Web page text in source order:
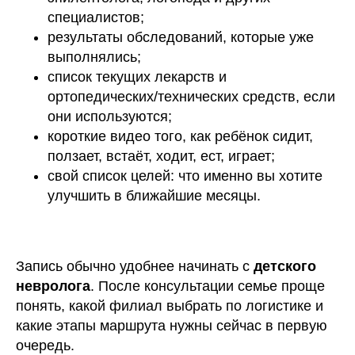
специалистов;
результаты обследований, которые уже
выполнялись;
список текущих лекарств и
ортопедических/технических средств, если
они используются;
короткие видео того, как ребёнок сидит,
ползает, встаёт, ходит, ест, играет;
свой список целей: что именно вы хотите
улучшить в ближайшие месяцы.
Запись обычно удобнее начинать с детского
невролога. После консультации семье проще
понять, какой филиал выбрать по логистике и
какие этапы маршрута нужны сейчас в первую
очередь.